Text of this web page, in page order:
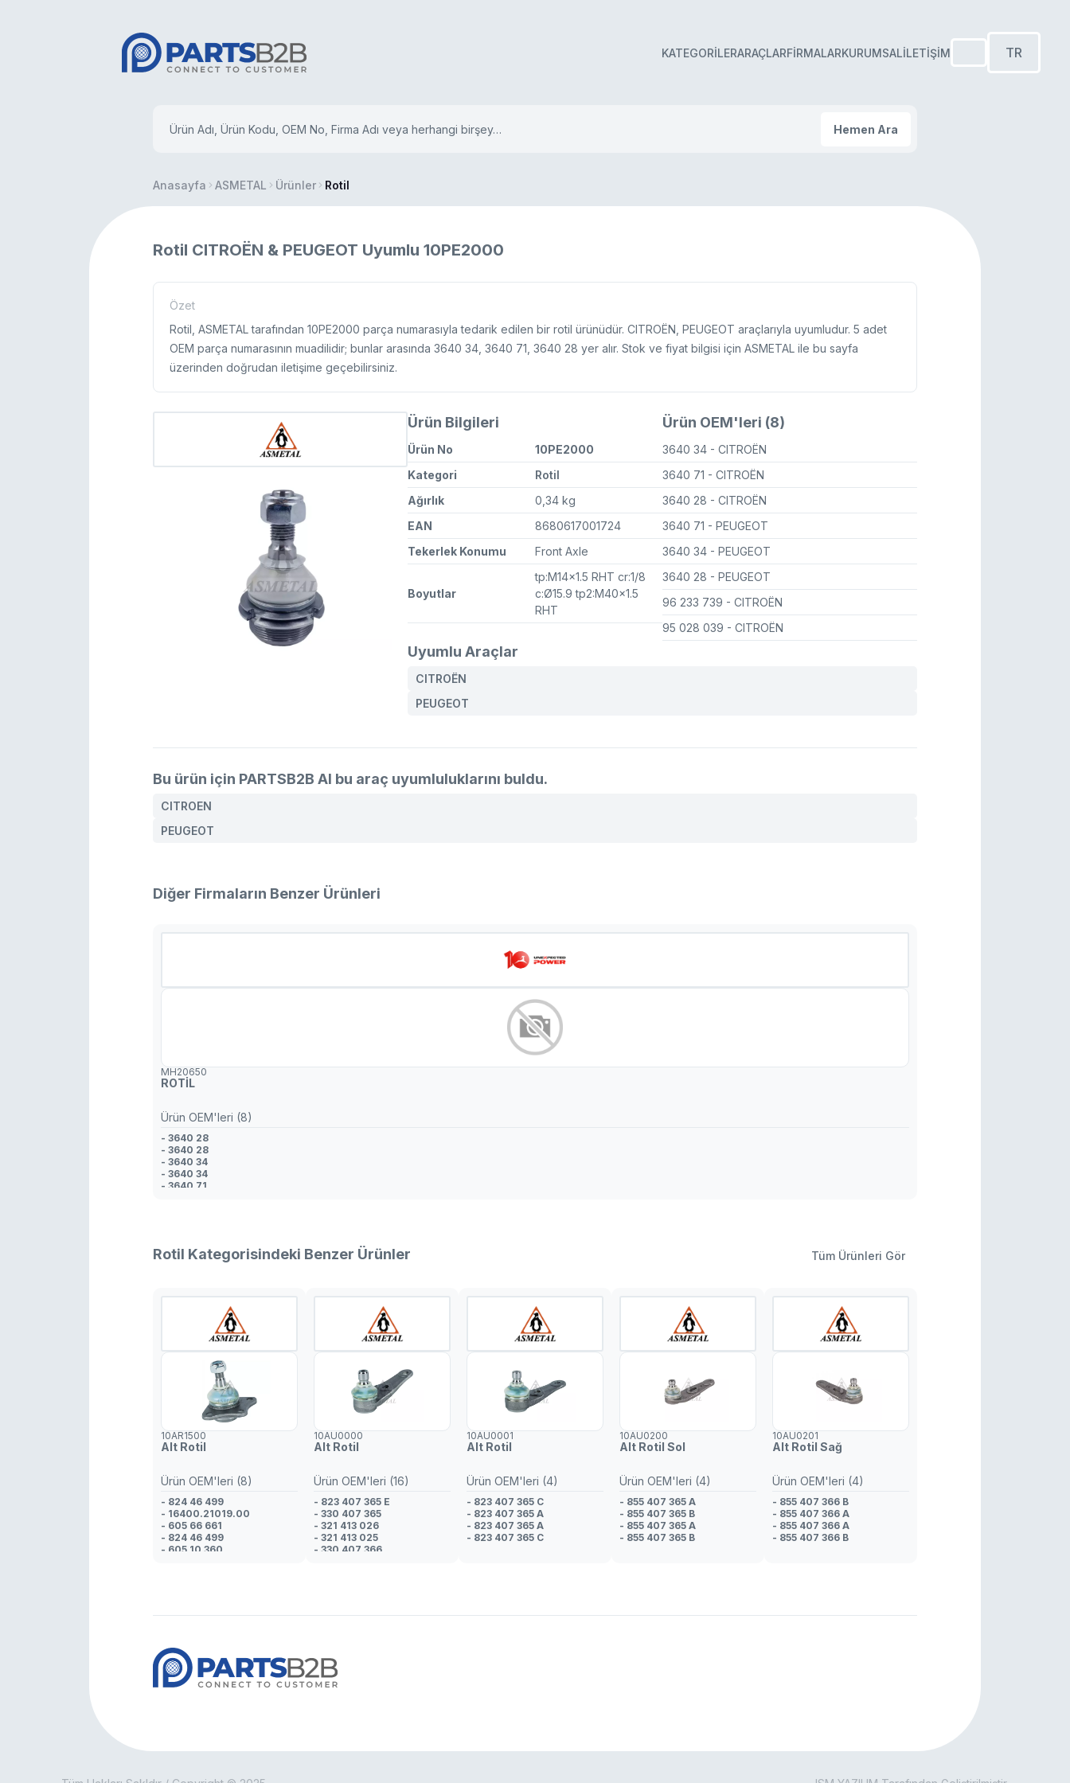
KATEGORILERARAÇLARFIRMALARKURUMSALİLETIŞIM TR
Hemen Ara
Anasayfa ASMETAL Ürünler Rotil
Rotil CITROËN & PEUGEOT Uyumlu 10PE2000
Özet
Rotil, ASMETAL tarafından 10PE2000 parça numarasıyla tedarik edilen bir rotil ürünüdür. CITROËN, PEUGEOT araçlarıyla uyumludur. 5 adet
OEM parça numarasının muadilidir; bunlar arasında 3640 34, 3640 71, 3640 28 yer alır. Stok ve fiyat bilgisi için ASMETAL ile bu sayfa
üzerinden doğrudan iletişime geçebilirsiniz.
Ürün Bilgileri
Ürün No
10PE2000
Kategori
Rotil
Ağırlık
0,34 kg
EAN
8680617001724
Tekerlek Konumu
Front Axle
Boyutlar
tp:M14x1.5 RHT cr:1/8
c:Ø15.9 tp2:M40x1.5
RHT
Ürün OEM'leri (8)
3640 34 - CITROËN
3640 71 - CITROËN
3640 28 - CITROËN
3640 71 - PEUGEOT
3640 34 - PEUGEOT
3640 28 - PEUGEOT
96 233 739 - CITROËN
95 028 039 - CITROËN
Uyumlu Araçlar
CITROËN
PEUGEOT
Bu ürün için PARTSB2B AI bu araç uyumluluklarını buldu.
CITROEN
PEUGEOT
Diğer Firmaların Benzer Ürünleri
MH20650
ROTİL
Ürün OEM'leri (8)
- 3640 28
- 3640 28
- 3640 34
- 3640 34
- 3640 71
Rotil Kategorisindeki Benzer Ürünler Tüm Ürünleri Gör
10AR1500
Alt Rotil
Ürün OEM'leri (8)
- 824 46 499
- 16400.21019.00
- 605 66 661
- 824 46 499
- 605 10 360
10AU0000
Alt Rotil
Ürün OEM'leri (16)
- 823 407 365 E
- 330 407 365
- 321 413 026
- 321 413 025
- 330 407 366
- 321 413 025
- 823 407 365 E
- 321 413 026
10AU0001
Alt Rotil
Ürün OEM'leri (4)
- 823 407 365 C
- 823 407 365 A
- 823 407 365 A
- 823 407 365 C
10AU0200
Alt Rotil Sol
Ürün OEM'leri (4)
- 855 407 365 A
- 855 407 365 B
- 855 407 365 A
- 855 407 365 B
10AU0201
Alt Rotil Sağ
Ürün OEM'leri (4)
- 855 407 366 B
- 855 407 366 A
- 855 407 366 A
- 855 407 366 B